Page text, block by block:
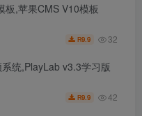
板,苹果CMS V10模板
R9.9 32
统,PlayLab v3.3学习版
R9.9 42